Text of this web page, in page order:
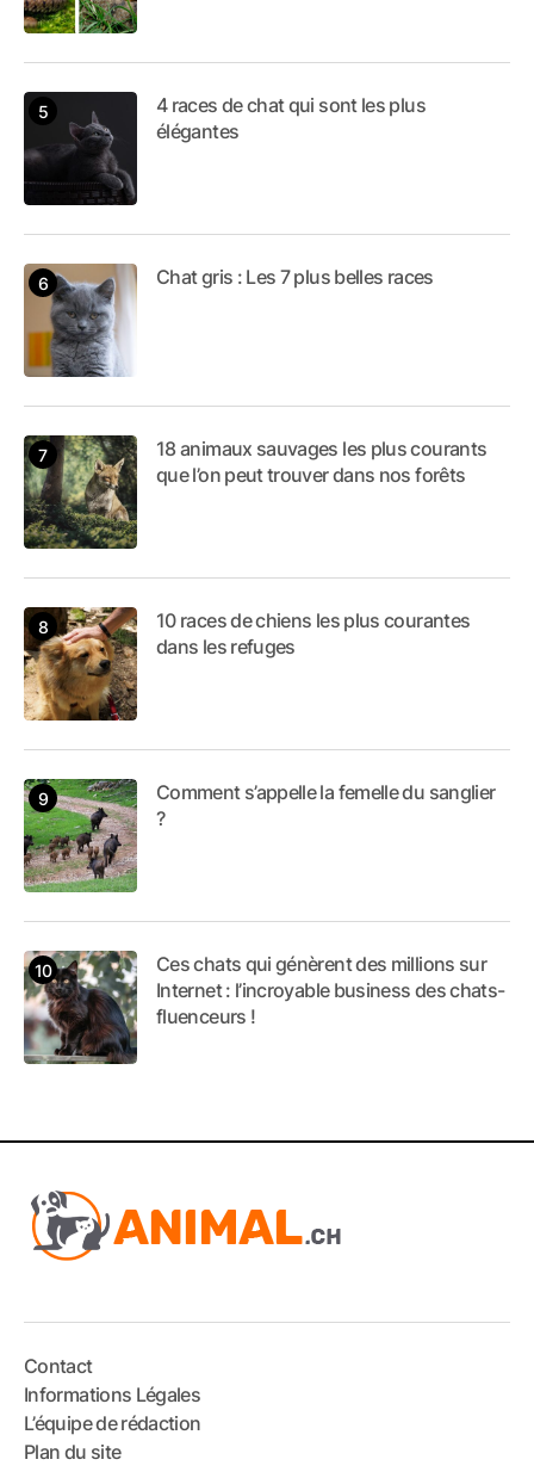
4 races de chat qui sont les plus
élégantes
Chat gris : Les 7 plus belles races
18 animaux sauvages les plus courants
que l’on peut trouver dans nos forêts
10 races de chiens les plus courantes
dans les refuges
Comment s’appelle la femelle du sanglier
?
Ces chats qui génèrent des millions sur
Internet : l’incroyable business des chats-
fluenceurs !
Contact
Informations Légales
L’équipe de rédaction
Plan du site